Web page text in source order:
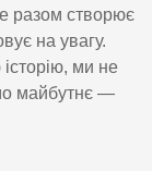
разом створює
на увагу.
ми не
майбутнє —